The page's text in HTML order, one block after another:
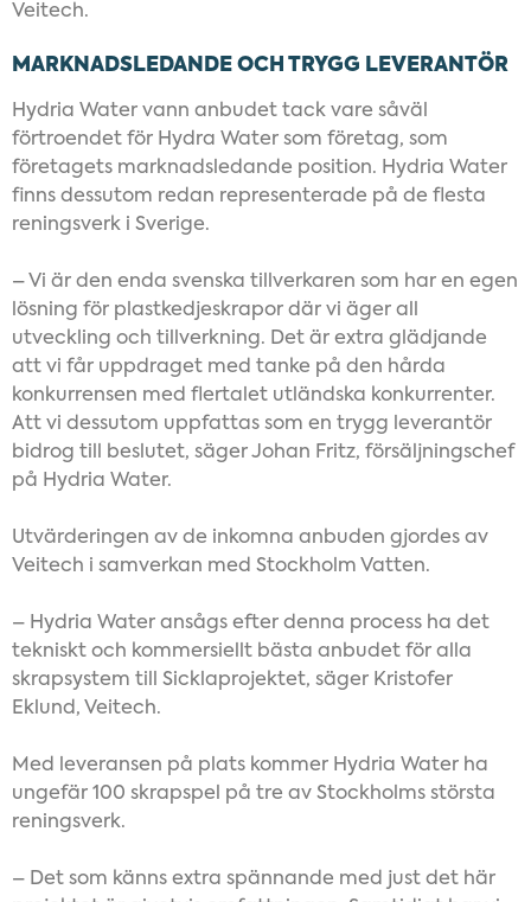
Veitech.
MARKNADSLEDANDE OCH TRYGG LEVERANTÖR
Hydria Water vann anbudet tack vare såväl
förtroendet för Hydra Water som företag, som
företagets marknadsledande position. Hydria Water
finns dessutom redan representerade på de flesta
reningsverk i Sverige.
– Vi är den enda svenska tillverkaren som har en egen
lösning för plastkedjeskrapor där vi äger all
utveckling och tillverkning. Det är extra glädjande
att vi får uppdraget med tanke på den hårda
konkurrensen med flertalet utländska konkurrenter.
Att vi dessutom uppfattas som en trygg leverantör
bidrog till beslutet, säger Johan Fritz, försäljningschef
på Hydria Water.
Utvärderingen av de inkomna anbuden gjordes av
Veitech i samverkan med Stockholm Vatten.
– Hydria Water ansågs efter denna process ha det
tekniskt och kommersiellt bästa anbudet för alla
skrapsystem till Sicklaprojektet, säger Kristofer
Eklund, Veitech.
Med leveransen på plats kommer Hydria Water ha
ungefär 100 skrapspel på tre av Stockholms största
reningsverk.
– Det som känns extra spännande med just det här